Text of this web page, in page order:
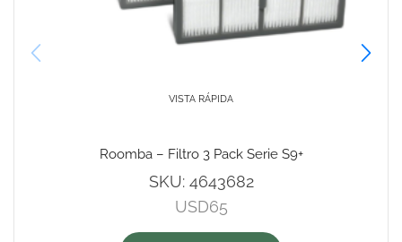
VISTA RÁPIDA
Roomba – Filtro 3 Pack Serie S9+
SKU: 4643682
USD65